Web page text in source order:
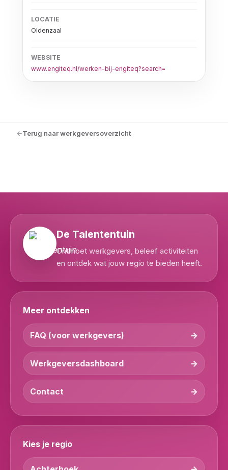
LOCATIE
Oldenzaal
WEBSITE
www.engiteq.nl/werken-bij-engiteq?search=
Terug naar werkgeversoverzicht
De Talententuin
Ontmoet werkgevers, beleef activiteiten
en ontdek wat jouw regio te bieden heeft.
Meer ontdekken
FAQ (voor werkgevers)
Werkgeversdashboard
Contact
Kies je regio